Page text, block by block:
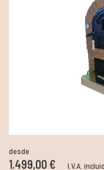
desde
1.499,00 € I.V.A.